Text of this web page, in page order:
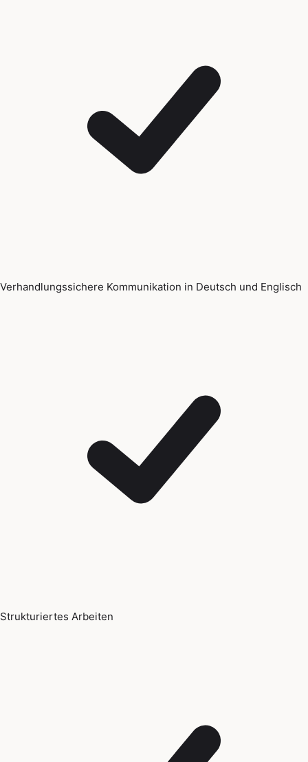
Verhandlungssichere Kommunikation in Deutsch und Englisch
Strukturiertes Arbeiten